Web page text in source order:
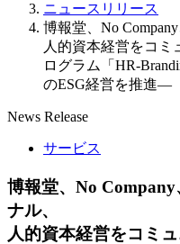
ニュースリリース
博報堂、No
人的資本経営をコミ
ログラム「HR-
のESG経営を推進―
News Release
サービス
博報堂、No
ナル、
人的資本経営をコミ